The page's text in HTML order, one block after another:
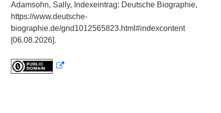
Adamsohn, Sally, Indexeintrag: Deutsche Biographie,
https://www.deutsche-
biographie.de/gnd1012565823.html#indexcontent
[06.08.2026].